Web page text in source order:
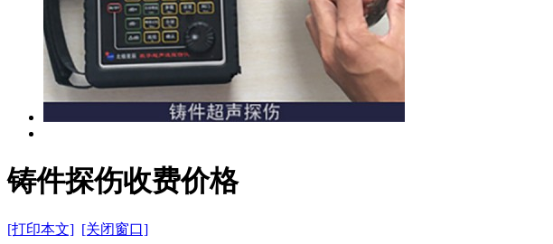
铸件探伤收费价格
[打印本文] [关闭窗口]